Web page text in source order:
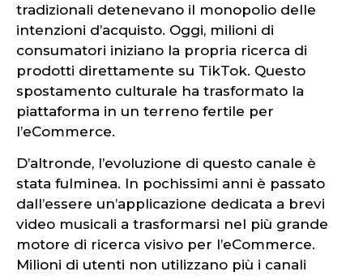
tradizionali detenevano il monopolio delle
intenzioni d’acquisto. Oggi, milioni di
consumatori iniziano la propria ricerca di
prodotti direttamente su TikTok. Questo
spostamento culturale ha trasformato la
piattaforma in un terreno fertile per
l’eCommerce.
D’altronde, l’evoluzione di questo canale è
stata fulminea. In pochissimi anni è passato
dall’essere un’applicazione dedicata a brevi
video musicali a trasformarsi nel più grande
motore di ricerca visivo per l’eCommerce.
Milioni di utenti non utilizzano più i canali